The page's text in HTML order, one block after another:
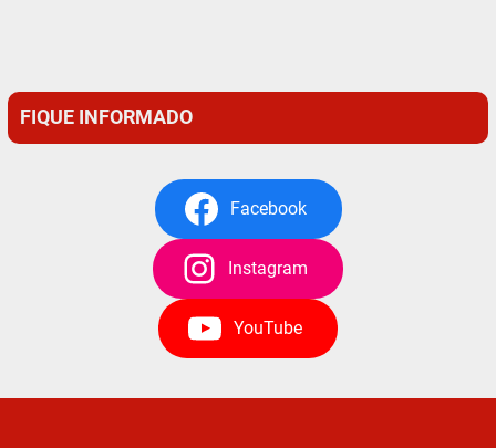
FIQUE INFORMADO
Facebook
Instagram
YouTube